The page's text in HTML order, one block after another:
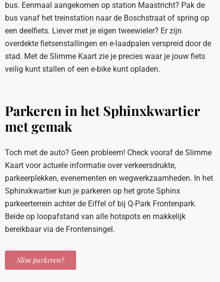
bus. Eenmaal aangekomen op station Maastricht? Pak de
bus vanaf het treinstation naar de Boschstraat of spring op
een deelfiets. Liever met je eigen tweewieler? Er zijn
overdekte fietsenstallingen en e-laadpalen verspreid door de
stad. Met de Slimme Kaart zie je precies waar je jouw fiets
veilig kunt stallen of een e-bike kunt opladen.
Parkeren in het Sphinxkwartier
met gemak
Toch met de auto? Geen probleem! Check vooraf de Slimme
Kaart voor actuele informatie over verkeersdrukte,
parkeerplekken, evenementen en wegwerkzaamheden. In het
Sphinxkwartier kun je parkeren op het grote Sphinx
parkeerterrein achter de Eiffel of bij Q-Park Frontenpark.
Beide op loopafstand van alle hotspots en makkelijk
bereikbaar via de Frontensingel.
Slim parkeren?